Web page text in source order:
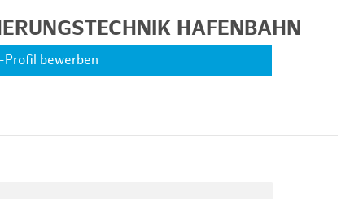
HAFENBAHN
Profil bewerben